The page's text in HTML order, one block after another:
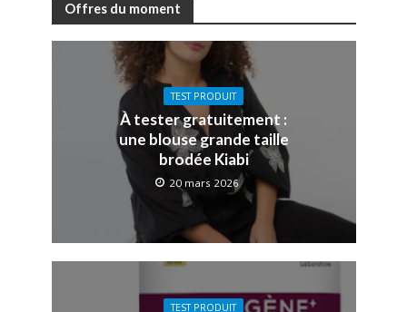
Offres du moment
TEST PRODUIT
À tester gratuitement :
une blouse grande taille
brodée Kiabi
20 mars 2026
TEST PRODUIT